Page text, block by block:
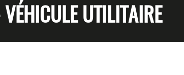
UTILITAIRE